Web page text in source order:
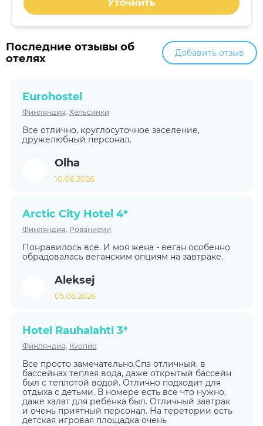
Уточнить
Последние отзывы об
отелях
Добавить отзыв
Eurohostel
Финляндия, Хельсинки
Все отлично, круглосуточное заселение,
дружелюбный персонал.
Olha
10.06.2026
Arctic City Hotel 4*
Финляндия, Рованиеми
Понравилось всё. И моя жена - веган особенно
обрадовалась веганским опциям на завтраке.
Aleksej
05.06.2026
Hotel Rauhalahti 3*
Финляндия, Куопио
Все просто замечательно.Спа отличный, в
бассейнах теплая вода, даже открытый бассейн
был с теплотой водой. Отлично подходит для
отдыха с детьми. В номере есть все что нужно,
даже халат для ребёнка был. Отличный завтрак
и очень приятный персонал. На теретории есть
детская игровая площадка очень